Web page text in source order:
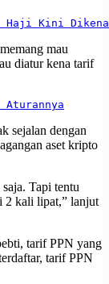
Haji Kini
mau
diatur kena tarif
Aturannya
sejalan dengan
aset kripto
Tapi tentu
2 kali lipat,” lanjut
tarif PPN yang
tarif PPN